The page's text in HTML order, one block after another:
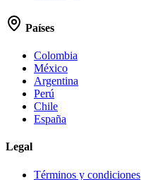
Países
Colombia
México
Argentina
Perú
Chile
España
Legal
Términos y condiciones